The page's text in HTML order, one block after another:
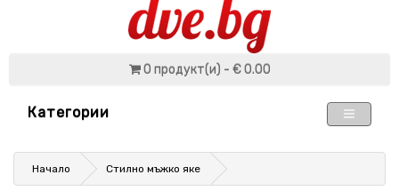
0 продукт(и) - € 0.00
Категории
Начало Стилно мъжко яке